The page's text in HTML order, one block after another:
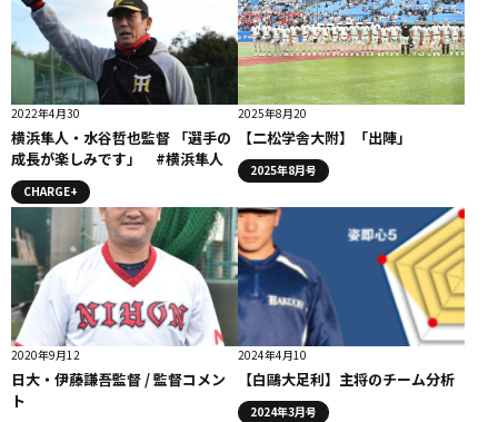
2022年4月30
横浜隼人・水谷哲也監督 「選手の
成長が楽しみです」 #横浜隼人
CHARGE+
2025年8月20
【二松学舎大附】「出陣」
2025年8月号
2020年9月12
日大・伊藤謙吾監督 / 監督コメン
ト
2024年4月10
【白鷗大足利】主将のチーム分析
2024年3月号